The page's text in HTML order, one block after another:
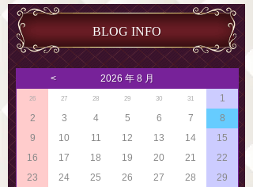
BLOG INFO
< 2026 年 8 月
26 27 28 29 30 31
1
2
3 4 5 6 7
8
9
10 11 12 13 14
15
16
17 18 19 20 21
22
23
24 25 26 27 28
29